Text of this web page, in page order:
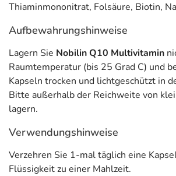
Thiaminmononitrat, Folsäure, Biotin,
Aufbewahrungshinweise
Lagern Sie Nobilin Q10 Multivitamin
Raumtemperatur (bis 25 Grad C) und
Kapseln trocken und lichtgeschützt in
Bitte außerhalb der Reichweite von
lagern.
Verwendungshinweise
Verzehren Sie 1-mal täglich eine
Flüssigkeit zu einer Mahlzeit.